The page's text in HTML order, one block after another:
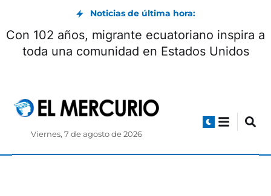
Noticias de última hora:
Con 102 años, migrante ecuatoriano inspira a
toda una comunidad en Estados Unidos
Viernes, 7 de agosto de 2026